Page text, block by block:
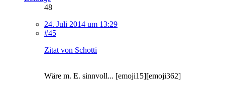
48
24. Juli 2014 um 13:29
#45
Zitat von Schotti
Wäre m. E. sinnvoll... [emoji15][emoji362]